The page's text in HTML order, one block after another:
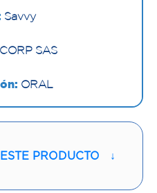
Savvy
SAS
ORAL
PRODUCTO ↓